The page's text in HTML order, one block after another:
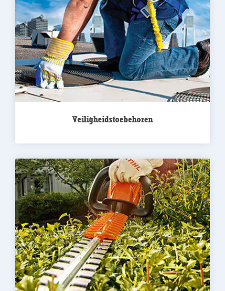
Veiligheidstoebehoren